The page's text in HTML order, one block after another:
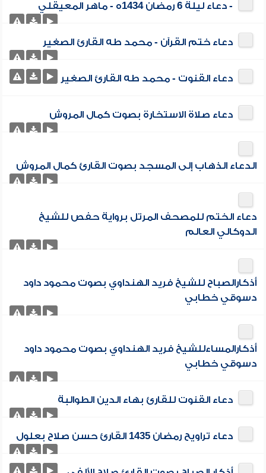
- دعاء ليلة 6 رمضان 1434ه - ماهر المعيقلي
دعاء ختم القرآن - محمد طه القارئ الصغير
دعاء القنوت - محمد طه القارئ الصغير
دعاء صلاة الاستخارة بصوت كمال المروش
الدعاء الذهاب إلى المسجد بصوت القارئ كمال المروش
دعاء الختم للمصحف المرتل برواية حفص للشيخ
الدوكالي العالم
أذكارالصباح للشيخ فريد الهنداوي بصوت محمود داود
دسوقي خطابي
أذكارالمساءللشيخ فريد الهنداوي بصوت محمود داود
دسوقي خطابي
دعاء القنوت للقارئ بهاء الدين الطوالبة
دعاء تراويح رمضان 1435 القارئ حسن صلاح بعلول